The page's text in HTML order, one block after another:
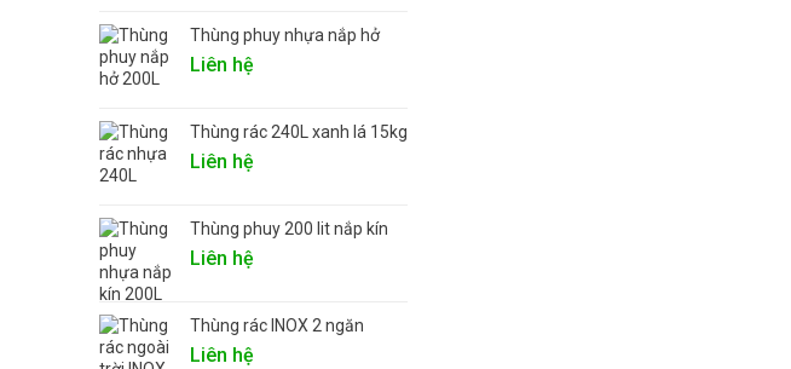
Thùng phuy nhựa nắp hở
Liên hệ
Thùng rác 240L xanh lá 15kg
Liên hệ
Thùng phuy 200 lit nắp kín
Liên hệ
Thùng rác INOX 2 ngăn
Liên hệ